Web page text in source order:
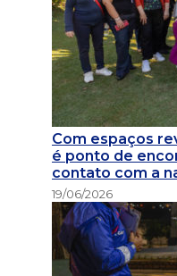
Com espaços
é ponto de
contato com a
19/06/2026